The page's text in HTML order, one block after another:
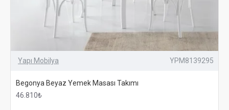
Yapı Mobilya YPM8139295
Begonya Beyaz Yemek Masası Takımı
46.810₺